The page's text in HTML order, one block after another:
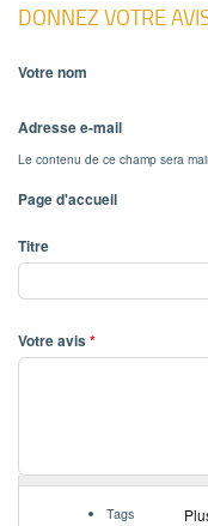
DONNEZ VOTRE
Votre nom
Adresse e-mail
Le contenu de ce champ sera
Page d'accueil
Titre
Votre avis*
Tags